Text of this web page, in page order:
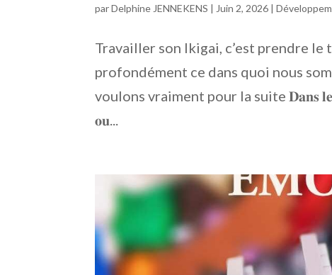
parDelphine JENNEKENS | Juin 2, 2026 |
Travailler son Ikigai, c’est prendre le
profondément ce dans quoi nous
voulons vraiment pour la suite 𝐃𝐚𝐧𝐬 𝐥𝐞𝐬
𝐨𝐮...